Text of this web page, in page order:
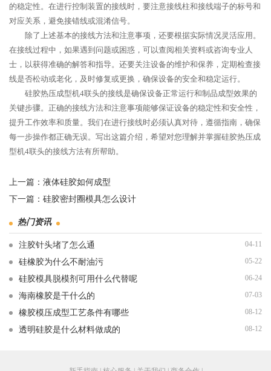
的稳定性。在进行控制装置的接线时，要注意接线柱和接线端子的标号和
对应关系，避免接错线或混淆信号。
除了上述基本的接线方法和注意事项，还要根据实际情况灵活应用。
在接线过程中，如果遇到问题或困惑，可以查阅相关资料或咨询专业人
士，以获得准确的解答和指导。还要关注设备的维护和保养，定期检查接
线是否松动或老化，及时修复或更换，确保设备的安全和稳定运行。
硅胶热压成型机4联头的接线是确保设备正常运行和制品成型效果的
关键步骤。正确的接线方法和注意事项能够保证设备的稳定性和安全性，
提升工作效率和质量。我们在进行接线时必须认真对待，遵循指南，确保
每一步操作都正确无误。写出这篇介绍，希望对您理解并掌握硅胶热压成
型机4联头的接线方法有所帮助。
上一篇： 液体硅胶如何成型
下一篇： 硅胶密封圈模具怎么设计
热门资讯
注胶针头堵了怎么通 04-11
硅橡胶为什么不耐油污 05-22
硅胶模具脱模剂可用什么代替呢 06-24
海南橡胶是干什么的 07-03
橡胶模压成型工艺条件有哪些 08-12
透明硅胶是什么材料做成的 08-12